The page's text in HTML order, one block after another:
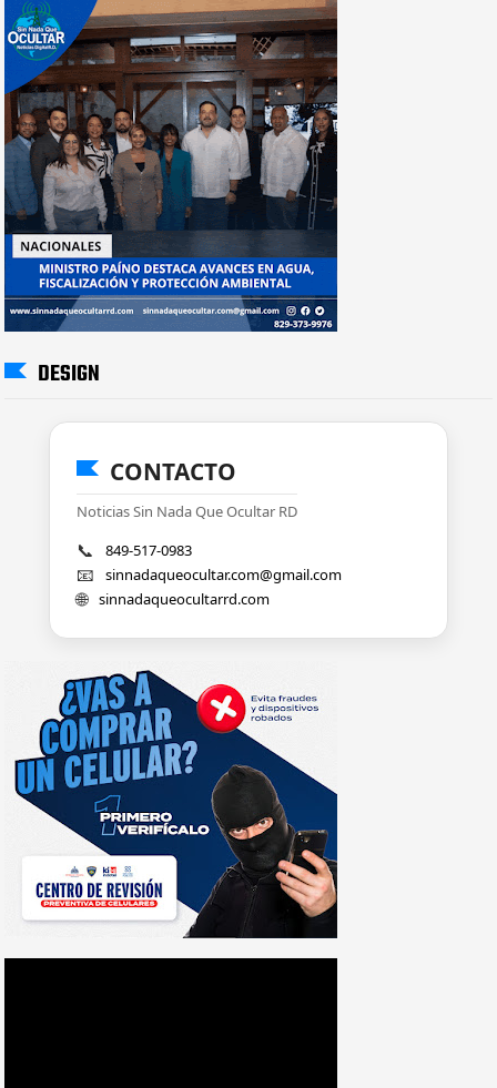
DESIGN
CONTACTO
Noticias Sin Nada Que Ocultar RD
📞 849-517-0983
📧 sinnadaqueocultar.com@gmail.com
🌐 sinnadaqueocultarrd.com